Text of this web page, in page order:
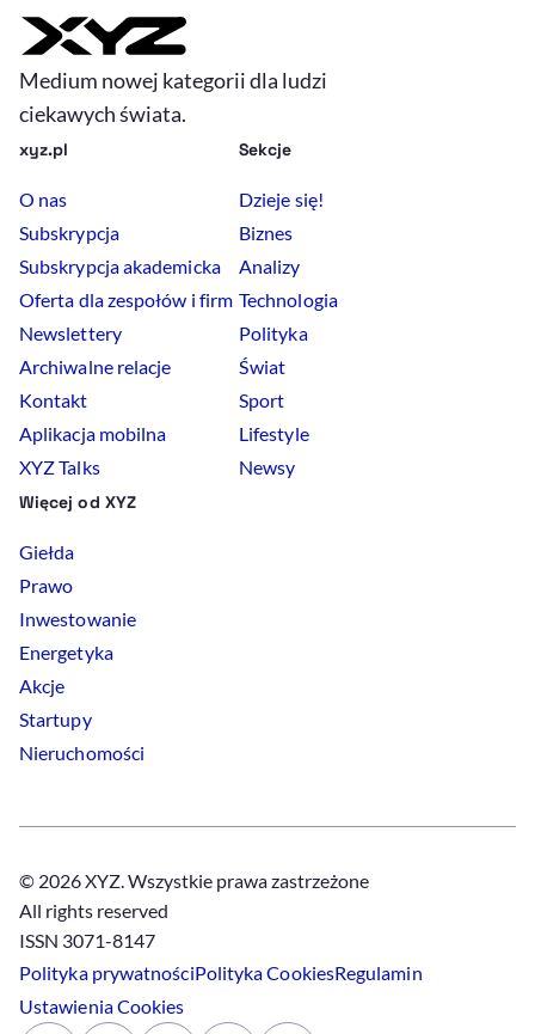
Medium nowej kategorii dla ludzi
ciekawych świata.
xyz.pl
O nas
Subskrypcja
Subskrypcja akademicka
Oferta dla zespołów i firm
Newslettery
Archiwalne relacje
Kontakt
Aplikacja mobilna
XYZ Talks
Sekcje
Dzieje się!
Biznes
Analizy
Technologia
Polityka
Świat
Sport
Lifestyle
Newsy
Więcej od XYZ
Giełda
Prawo
Inwestowanie
Energetyka
Akcje
Startupy
Nieruchomości
© 2026 XYZ. Wszystkie prawa zastrzeżone
All rights reserved
ISSN 3071-8147
Polityka prywatnościPolitykaCookiesRegulamin
UstawieniaCookies